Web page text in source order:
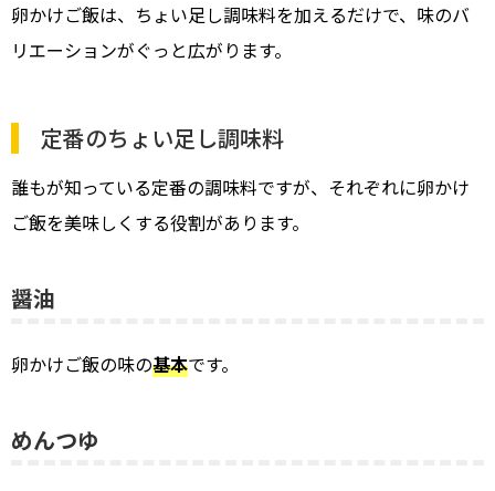
卵かけご飯は、ちょい足し調味料を加えるだけで、味のバ
リエーションがぐっと広がります。
定番のちょい足し調味料
誰もが知っている定番の調味料ですが、それぞれに卵かけ
ご飯を美味しくする役割があります。
醤油
卵かけご飯の味の基本です。
めんつゆ